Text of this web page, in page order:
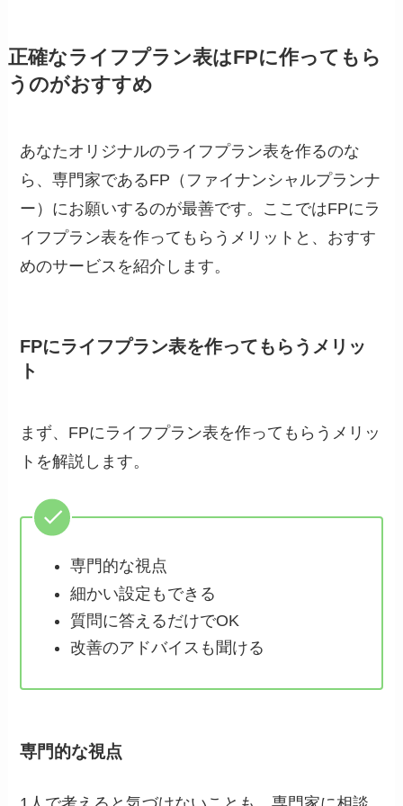
正確なライフプラン表はFPに作ってもら
うのがおすすめ
あなたオリジナルのライフプラン表を作るのな
ら、専門家であるFP（ファイナンシャルプランナ
ー）にお願いするのが最善です。ここではFPにラ
イフプラン表を作ってもらうメリットと、おすす
めのサービスを紹介します。
FPにライフプラン表を作ってもらうメリッ
ト
まず、FPにライフプラン表を作ってもらうメリッ
トを解説します。
専門的な視点
細かい設定もできる
質問に答えるだけでOK
改善のアドバイスも聞ける
専門的な視点